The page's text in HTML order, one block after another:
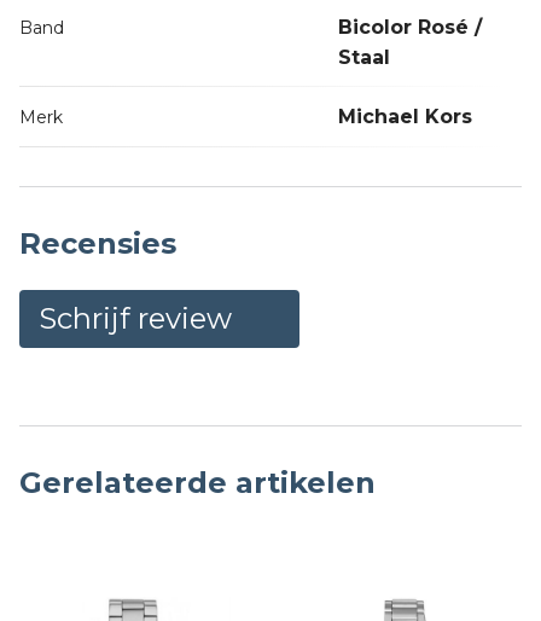
Band
Bicolor Rosé /
Staal
Merk Michael Kors
Recensies
Schrijf review
Gerelateerde artikelen